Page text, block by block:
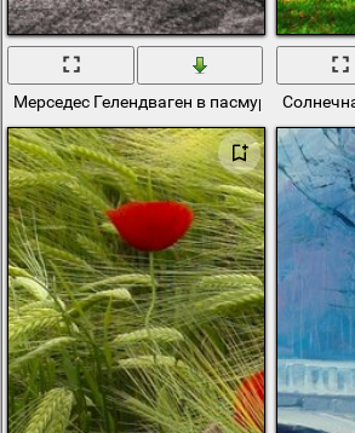
Мерседес Гелендваген в пасмурную